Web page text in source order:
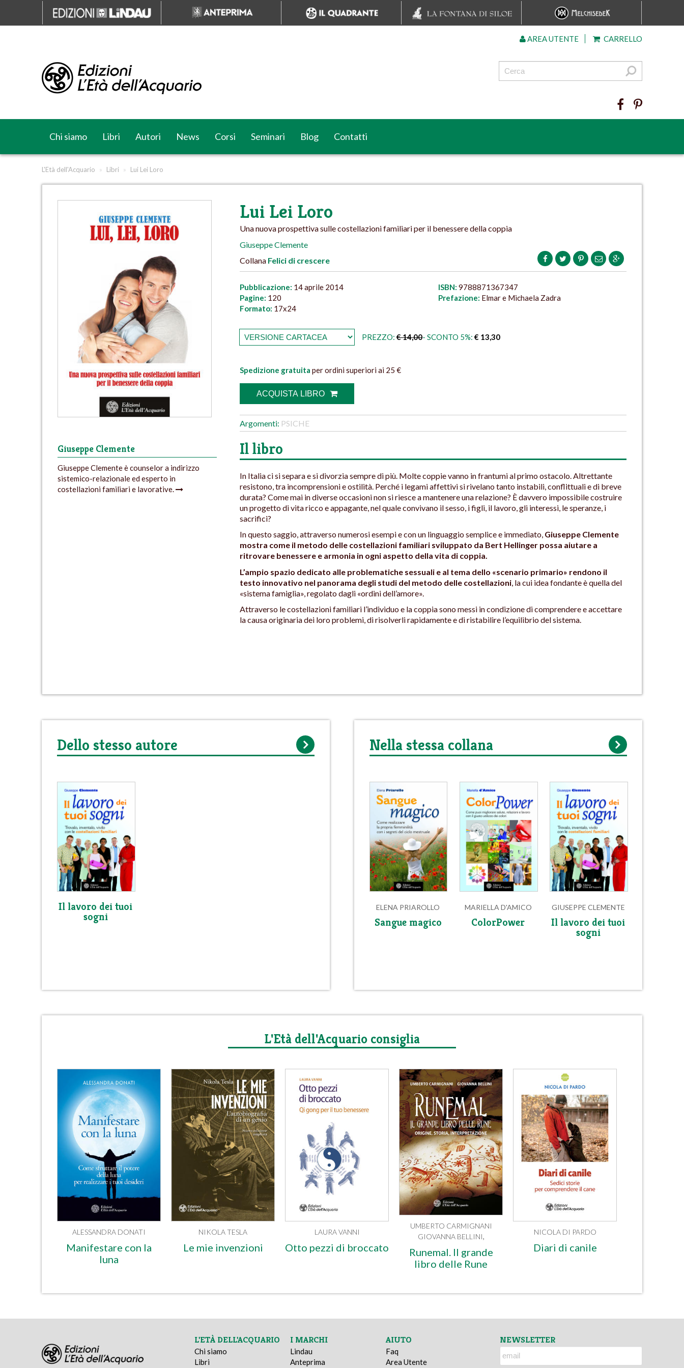
AREA UTENTE CARRELLO
Chi siamo Libri Autori News Corsi Seminari Blog Contatti
L'Età dell'Acquario » Libri » Lui Lei Loro
Lui Lei Loro
Una nuova prospettiva sulle costellazioni familiari per il benessere della coppia
Giuseppe Clemente
Collana Felici di crescere
Pubblicazione: 14 aprile 2014
Pagine: 120
Formato: 17x24
ISBN: 9788871367347
Prefazione: Elmar e Michaela Zadra
PREZZO: € 14,00- SCONTO 5%: € 13,30
Spedizione gratuita per ordini superiori ai 25 €
ACQUISTA LIBRO
Argomenti: PSICHE
Giuseppe Clemente
Giuseppe Clemente è counselor a indirizzo
sistemico-relazionale ed esperto in
costellazioni familiari e lavorative.
Il libro
In Italia ci si separa e si divorzia sempre di più. Molte coppie vanno in frantumi al primo ostacolo. Altrettante
resistono, tra incomprensioni e ostilità. Perché i legami affettivi si rivelano tanto instabili, conflittuali e di breve
durata? Come mai in diverse occasioni non si riesce a mantenere una relazione? È davvero impossibile costruire
un progetto di vita ricco e appagante, nel quale convivano il sesso, i figli, il lavoro, gli interessi, le speranze, i
sacrifici?
In questo saggio, attraverso numerosi esempi e con un linguaggio semplice e immediato, Giuseppe Clemente
mostra come il metodo delle costellazioni familiari sviluppato da Bert Hellinger possa aiutare a
ritrovare benessere e armonia in ogni aspetto della vita di coppia.
L’ampio spazio dedicato alle problematiche sessuali e al tema dello «scenario primario» rendono il
testo innovativo nel panorama degli studi del metodo delle costellazioni, la cui idea fondante è quella del
«sistema famiglia», regolato dagli «ordini dell’amore».
Attraverso le costellazioni familiari l’individuo e la coppia sono messi in condizione di comprendere e accettare
la causa originaria dei loro problemi, di risolverli rapidamente e di ristabilire l’equilibrio del sistema.
Dello stesso autore
Il lavoro dei tuoi
sogni
Nella stessa collana
ELENA PRIAROLLO
Sangue magico
MARIELLA D'AMICO
ColorPower
GIUSEPPE CLEMENTE
Il lavoro dei tuoi
sogni
L'Età dell'Acquario consiglia
ALESSANDRA DONATI
Manifestare con la
luna
NIKOLA TESLA
Le mie invenzioni
LAURA VANNI
Otto pezzi di broccato
UMBERTO CARMIGNANI
GIOVANNA BELLINI,
Runemal. Il grande
libro delle Rune
NICOLA DI PARDO
Diari di canile
L'ETÀ DELL'ACQUARIO
Chi siamo
Libri
I MARCHI
Lindau
Anteprima
AIUTO
Faq
Area Utente
NEWSLETTER